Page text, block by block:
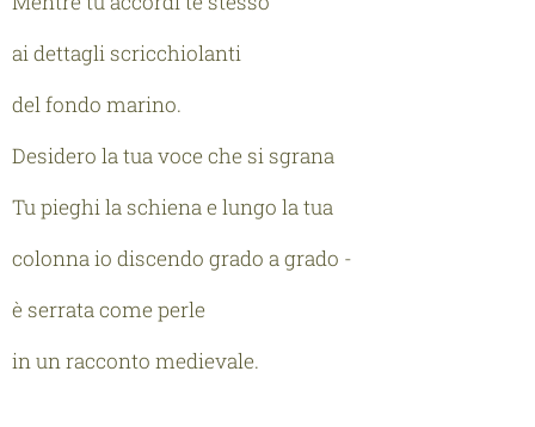
ai dettagli scricchiolanti
del fondo marino.
Desidero la tua voce che si sgrana
Tu pieghi la schiena e lungo la tua
colonna io discendo grado a grado -
è serrata come perle
in un racconto medievale.